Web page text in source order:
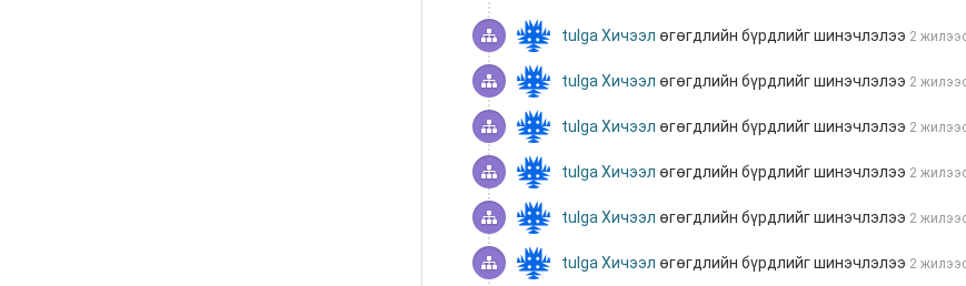
tulga Хичээл өгөгдлийн бүрдлийг шинэчлэлээ 2
tulga Хичээл өгөгдлийн бүрдлийг шинэчлэлээ 2
tulga Хичээл өгөгдлийн бүрдлийг шинэчлэлээ 2
tulga Хичээл өгөгдлийн бүрдлийг шинэчлэлээ 2
tulga Хичээл өгөгдлийн бүрдлийг шинэчлэлээ 2
tulga Хичээл өгөгдлийн бүрдлийг шинэчлэлээ 2